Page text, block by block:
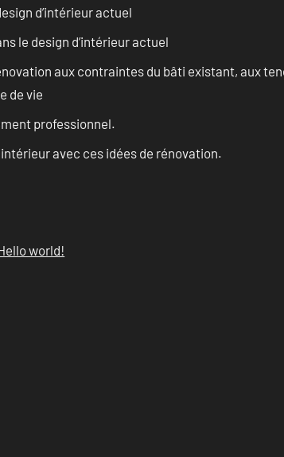
d’intérieur actuel
le design d’intérieur actuel
aux contraintes du bâti existant, aux
de vie
professionnel.
avec ces idées de rénovation.
world!